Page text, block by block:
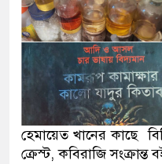
হেমায়েত খানের কাছে
ক্রেস্ট, কবিরাজি সংক্রান্ত